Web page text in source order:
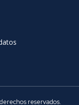
reservados.